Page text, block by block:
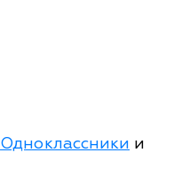
Одноклассники и